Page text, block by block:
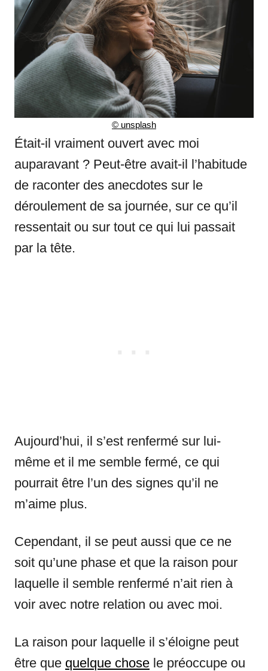
© unsplash
Était-il vraiment ouvert avec moi
auparavant ? Peut-être avait-il l’habitude
de raconter des anecdotes sur le
déroulement de sa journée, sur ce qu’il
ressentait ou sur tout ce qui lui passait
par la tête.
Aujourd’hui, il s’est renfermé sur lui-
même et il me semble fermé, ce qui
pourrait être l’un des signes qu’il ne
m’aime plus.
Cependant, il se peut aussi que ce ne
soit qu’une phase et que la raison pour
laquelle il semble renfermé n’ait rien à
voir avec notre relation ou avec moi.
La raison pour laquelle il s’éloigne peut
être que quelque chose le préoccupe ou